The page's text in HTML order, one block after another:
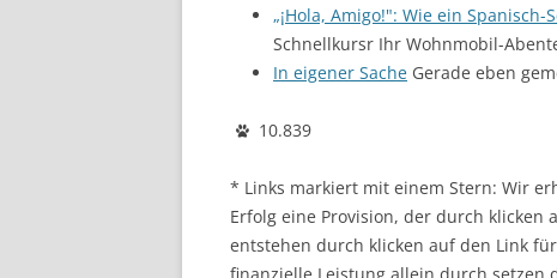
„¡Hola, Amigo!": Wie ein
Schnellkursr Ihr Wohnmobil-
In eigener Sache Gerade eben
10.839
* Links markiert mit einem Stern: Wir
Erfolg eine Provision, der durch klicken
entstehen durch klicken auf den Link